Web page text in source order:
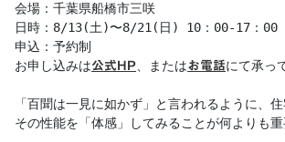
会場：千葉県船橋市三咲
日時：8/13(土)〜8/21(日) 10：00-17：00
申込：予約制
お申し込みは公式HP、またはお電話にて承っ
「百聞は一見に如かず」と言われるように、
その性能を「体感」してみることが何よりも重